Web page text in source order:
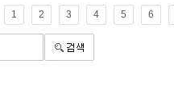
1 2 3 4 5 6